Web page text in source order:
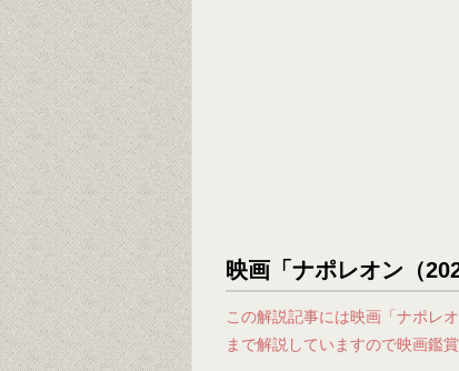
映画「ナポレオン（
この解説記事には映画「ナポレ
まで解説していますので映画鑑